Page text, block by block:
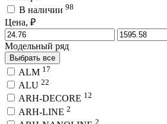
В наличии 98
Цена, ₽
Модельный ряд
Выбрать все
ALM 17
ALU 22
ARH-DECORE 12
ARH-LINE 2
2